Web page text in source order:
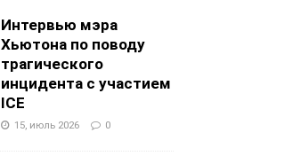
Интервью мэра
Хьютона по поводу
трагического
инцидента с участием
ICE
15, июль 2026 0